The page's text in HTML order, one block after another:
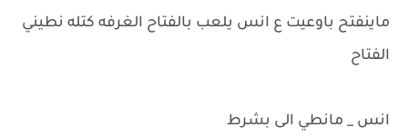
ماينفتح باوعيت ع انس يلعب بالفتاح الغرفه كتله نطيني
الفتاح
انس _ مانطي الى بشرط